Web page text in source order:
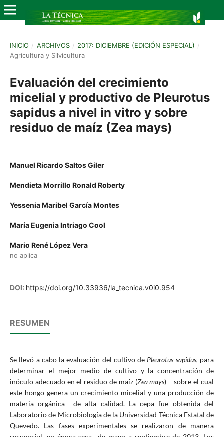
INICIO / ARCHIVOS / 2017: DICIEMBRE (EDICIÓN ESPECIAL) /
Agricultura y Silvicultura
Evaluación del crecimiento
micelial y productivo de Pleurotus
sapidus a nivel in vitro y sobre
residuo de maíz (Zea mays)
Manuel Ricardo Saltos Giler
Mendieta Morrillo Ronald Roberty
Yessenia Maribel García Montes
María Eugenia Intriago Cool
Mario René López Vera
no aplica
DOI: https://doi.org/10.33936/la_tecnica.v0i0.954
RESUMEN
Se llevó a cabo la evaluación del cultivo de Pleurotus sapidus, para
determinar el mejor medio de cultivo y la concentración de
inóculo adecuado en el residuo de maíz (Zea mays) sobre el cual
este hongo genera un crecimiento micelial y una producción de
materia orgánica de alta calidad. La cepa fue obtenida del
Laboratorio de Microbiología de la Universidad Técnica Estatal de
Quevedo. Las fases experimentales se realizaron de manera